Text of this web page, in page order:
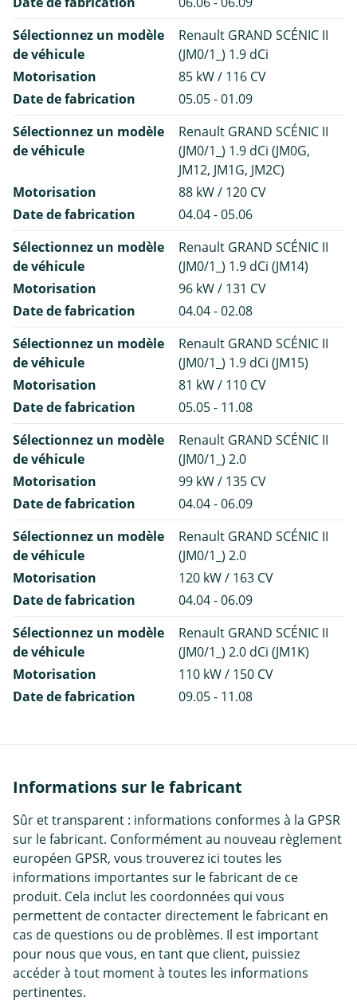
Sélectionnez un modèle
de véhicule
Renault GRAND SCÉNIC II
(JM0/1_) 1.9 dCi
Motorisation
85 kW / 116 CV
Date de fabrication
05.05 - 01.09
Sélectionnez un modèle
de véhicule
Renault GRAND SCÉNIC II
(JM0/1_) 1.9 dCi (JM0G,
JM12, JM1G, JM2C)
Motorisation
88 kW / 120 CV
Date de fabrication
04.04 - 05.06
Sélectionnez un modèle
de véhicule
Renault GRAND SCÉNIC II
(JM0/1_) 1.9 dCi (JM14)
Motorisation
96 kW / 131 CV
Date de fabrication
04.04 - 02.08
Sélectionnez un modèle
de véhicule
Renault GRAND SCÉNIC II
(JM0/1_) 1.9 dCi (JM15)
Motorisation
81 kW / 110 CV
Date de fabrication
05.05 - 11.08
Sélectionnez un modèle
de véhicule
Renault GRAND SCÉNIC II
(JM0/1_) 2.0
Motorisation
99 kW / 135 CV
Date de fabrication
04.04 - 06.09
Sélectionnez un modèle
de véhicule
Renault GRAND SCÉNIC II
(JM0/1_) 2.0
Motorisation
120 kW / 163 CV
Date de fabrication
04.04 - 06.09
Sélectionnez un modèle
de véhicule
Renault GRAND SCÉNIC II
(JM0/1_) 2.0 dCi (JM1K)
Motorisation
110 kW / 150 CV
Date de fabrication
09.05 - 11.08
Informations sur le fabricant
Sûr et transparent : informations conformes à la GPSR
sur le fabricant. Conformément au nouveau règlement
européen GPSR, vous trouverez ici toutes les
informations importantes sur le fabricant de ce
produit. Cela inclut les coordonnées qui vous
permettent de contacter directement le fabricant en
cas de questions ou de problèmes. Il est important
pour nous que vous, en tant que client, puissiez
accéder à tout moment à toutes les informations
pertinentes.